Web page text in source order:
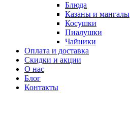
Блюда
Казаны и мангалы
Косушки
Пиалушки
Чайники
Оплата и доставка
Скидки и акции
О нас
Блог
Контакты